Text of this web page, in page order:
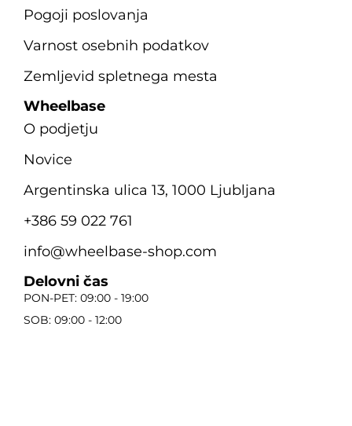
Pogoji poslovanja
Varnost osebnih podatkov
Zemljevid spletnega mesta
Wheelbase
O podjetju
Novice
Argentinska ulica 13, 1000 Ljubljana
+386 59 022 761
info@wheelbase-shop.com
Delovni čas
PON-PET: 09:00 - 19:00
SOB: 09:00 - 12:00